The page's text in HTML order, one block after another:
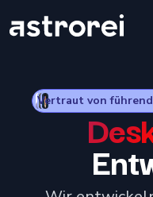
Astrorei
Vertraut von